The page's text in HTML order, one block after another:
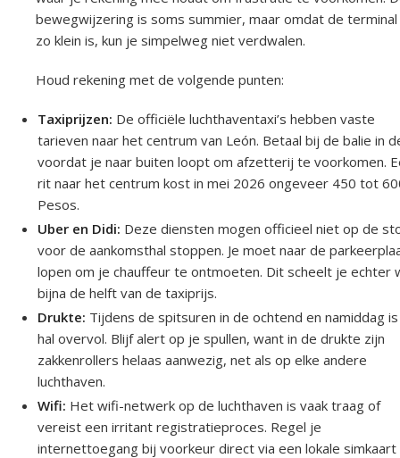
bewegwijzering is soms summier, maar omdat de terminal
zo klein is, kun je simpelweg niet verdwalen.
Houd rekening met de volgende punten:
Taxiprijzen: De officiële luchthaventaxi’s hebben vaste
tarieven naar het centrum van León. Betaal bij de balie in
voordat je naar buiten loopt om afzetterij te voorkomen.
rit naar het centrum kost in mei 2026 ongeveer 450 tot
Pesos.
Uber en Didi: Deze diensten mogen officieel niet op de
voor de aankomsthal stoppen. Je moet naar de
lopen om je chauffeur te ontmoeten. Dit scheelt je echter
bijna de helft van de taxiprijs.
Drukte: Tijdens de spitsuren in de ochtend en namiddag
hal overvol. Blijf alert op je spullen, want in de drukte zijn
zakkenrollers helaas aanwezig, net als op elke andere
luchthaven.
Wifi: Het wifi-netwerk op de luchthaven is vaak traag of
vereist een irritant registratieproces. Regel je
internettoegang bij voorkeur direct via een lokale